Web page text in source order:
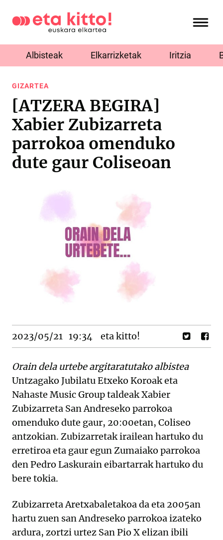
Albisteak Elkarrizketak Iritzia
GIZARTEA
[ATZERA BEGIRA]
Xabier Zubizarreta
parrokoa omenduko
dute gaur Coliseoan
2023/05/21 19:34 eta kitto!
Orain dela urtebe argitaratutako albistea
Untzagako Jubilatu Etxeko Koroak eta
Nahaste Music Group taldeak Xabier
Zubizarreta San Andreseko parrokoa
omenduko dute gaur, 20:00etan, Coliseo
antzokian. Zubizarretak irailean hartuko du
erretiroa eta gaur egun Zumaiako parrokoa
den Pedro Laskurain eibartarrak hartuko du
bere tokia.
Zubizarreta Aretxabaletakoa da eta 2005an
hartu zuen san Andreseko parrokoa izateko
ardura, zortzi urtez San Pio X elizan ibili